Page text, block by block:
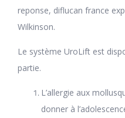
reponse, diflucan france
Wilkinson.
Le système UroLift est
partie.
L’allergie aux
donner à